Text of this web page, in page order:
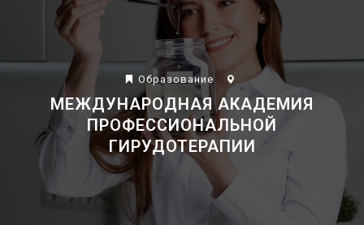
Образование
МЕЖДУНАРОДНАЯ АКАДЕМИЯ
ПРОФЕССИОНАЛЬНОЙ
ГИРУДОТЕРАПИИ